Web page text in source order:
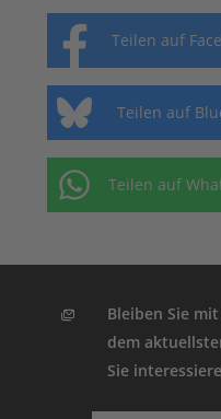
Teilen auf
Teilen auf
Teilen auf
Bleiben Sie
dem
Sie